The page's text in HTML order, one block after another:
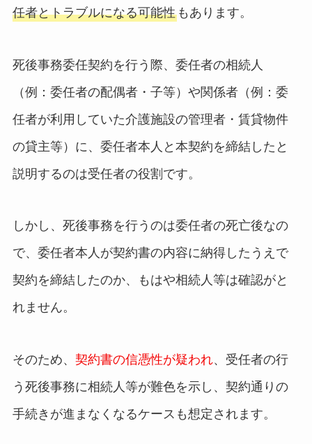
任者とトラブルになる可能性もあります。
死後事務委任契約を行う際、委任者の相続人
（例：委任者の配偶者・子等）や関係者（例：委
任者が利用していた介護施設の管理者・賃貸物件
の貸主等）に、委任者本人と本契約を締結したと
説明するのは受任者の役割です。
しかし、死後事務を行うのは委任者の死亡後なの
で、委任者本人が契約書の内容に納得したうえで
契約を締結したのか、もはや相続人等は確認がと
れません。
そのため、 契約書の信憑性が疑われ、受任者の行
う死後事務に相続人等が難色を示し、契約通りの
手続きが進まなくなるケースも想定されます。